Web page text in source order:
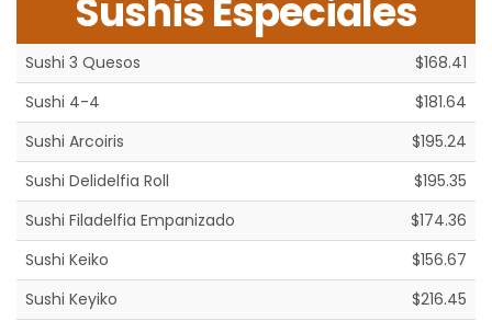
Sushis Especiales
Sushi 3 Quesos
$168.41
Sushi 4-4
$181.64
Sushi Arcoiris
$195.24
Sushi Delidelfia Roll
$195.35
Sushi Filadelfia Empanizado
$174.36
Sushi Keiko
$156.67
Sushi Keyiko
$216.45